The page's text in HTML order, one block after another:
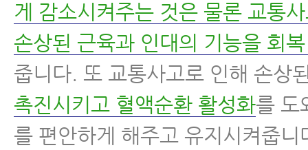
게 감소시켜주는 것은 물론 교통
손상된 근육과 인대의 기능을 회
줍니다. 또 교통사고로 인해 손상
촉진시키고 혈액순환 활성화를 도
를 편안하게 해주고 유지시켜줍니